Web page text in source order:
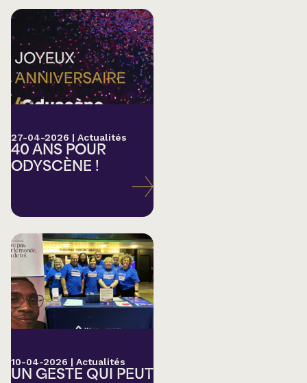
27-04-2026 | Actualités
40 ANS POUR
ODYSCÈNE !
10-04-2026 | Actualités
UN GESTE QUI PEUT